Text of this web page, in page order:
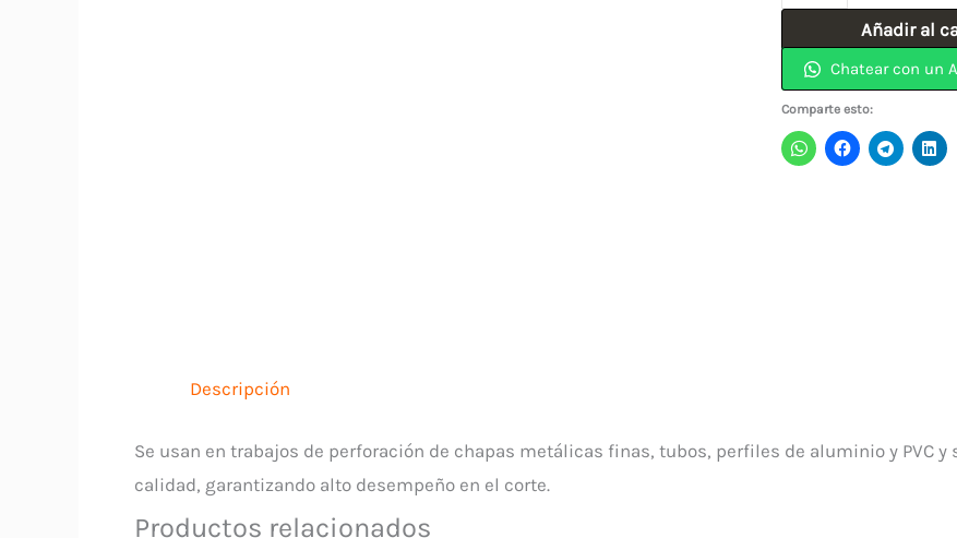
Copa
Metal
29mm
1-
Añadir al
Chatear con un
Comparte esto:
Descripción
Se usan en trabajos de perforación de chapas metálicas finas, tubos, perfiles de aluminio y PVC
calidad, garantizando alto desempeño en el corte.
Productos relacionados